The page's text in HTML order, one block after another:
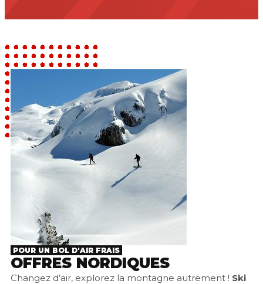
POUR UN BOL D'AIR FRAIS
OFFRES NORDIQUES
Changez d’air, explorez la montagne autrement ! Ski